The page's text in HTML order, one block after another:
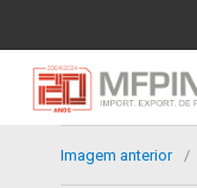
Imagem anterior